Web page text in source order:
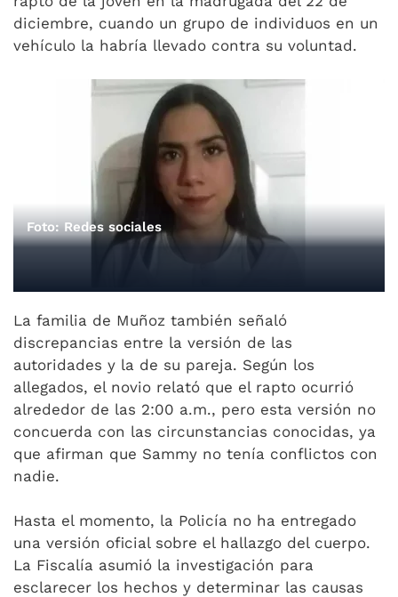
diciembre, cuando un grupo de individuos en un
vehículo la habría llevado contra su voluntad.
Foto: Redes sociales
La familia de Muñoz también señaló
discrepancias entre la versión de las
autoridades y la de su pareja. Según los
allegados, el novio relató que el rapto ocurrió
alrededor de las 2:00 a.m., pero esta versión no
concuerda con las circunstancias conocidas, ya
que afirman que Sammy no tenía conflictos con
nadie.
Hasta el momento, la Policía no ha entregado
una versión oficial sobre el hallazgo del cuerpo.
La Fiscalía asumió la investigación para
esclarecer los hechos y determinar las causas